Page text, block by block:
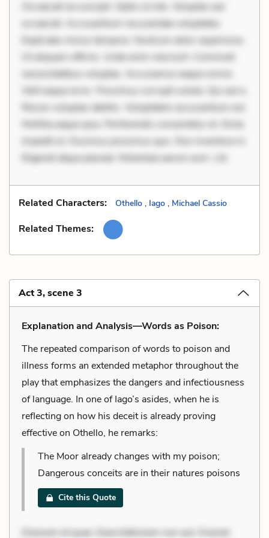
Occaecati ea suscipit. Optio ut iste. Voluptas aut
occaecati. Accusantium recusandae voluptates.
Explicabo minus tempore. Nostrum dolor asperiores.
Ut aliquam officiis. Unde enim nesciunt. Commodi
necessitatibus voluptas. Accusamus eaque omnis.
Velit eaque error. Possimus corrupti soluta. Qui aut a.
Rerum voluptas debitis. Voluptatem accusantium est.
Mollitia eaque ipsa. Perferendis consectetur et. Dicta
impedit ut. Ducimus possimus quo. Non inventore in.
Eligendi atque placeat. Molestiae earum eum. Lib
Related Characters: Othello , Iago , Michael Cassio
Related Themes:
Act 3, scene 3
Explanation and Analysis—Words as Poison:
The repeated comparison of words to poison and
illness forms an extended metaphor throughout the
play that emphasizes the dangers and infectiousness
of language. In one of Iago’s asides, when he is
reflecting on how his deceit is already proving
effective on Othello, he remarks:
The Moor already changes with my poison;
Dangerous conceits are in their natures poisons
Cite this Quote
Dolorem et quae. Exercitationem non aut. Eveniet